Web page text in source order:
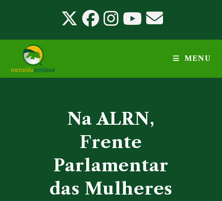
conteúdo
MENU
Na ALRN,
Frente
Parlamentar
das Mulheres